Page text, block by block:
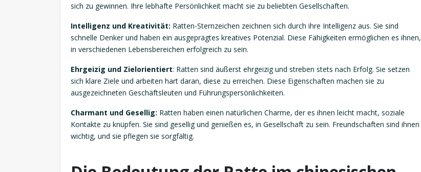
sich zu gewinnen. Ihre lebhafte Persönlichkeit macht sie zu beliebten Gesellschaften.
Intelligenz und Kreativität: Ratten-Sternzeichen zeichnen sich durch ihre Intelligenz aus. Sie sind
schnelle Denker und haben ein ausgeprägtes kreatives Potenzial. Diese Fähigkeiten ermöglichen es ihnen,
in verschiedenen Lebensbereichen erfolgreich zu sein.
Ehrgeizig und Zielorientiert: Ratten sind äußerst ehrgeizig und streben stets nach Erfolg. Sie setzen
sich klare Ziele und arbeiten hart daran, diese zu erreichen. Diese Eigenschaften machen sie zu
ausgezeichneten Geschäftsleuten und Führungspersönlichkeiten.
Charmant und Gesellig: Ratten haben einen natürlichen Charme, der es ihnen leicht macht, soziale
Kontakte zu knüpfen. Sie sind gesellig und genießen es, in Gesellschaft zu sein. Freundschaften sind ihnen
wichtig, und sie pflegen sie sorgfältig.